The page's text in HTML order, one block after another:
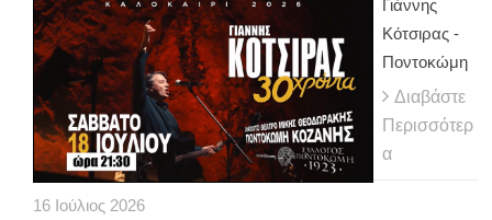
Γιάννης
Κότσιρας -
Ποντοκώμη
Διαβάστε
Περισσότερ
α
16 Ιούλιος 2026